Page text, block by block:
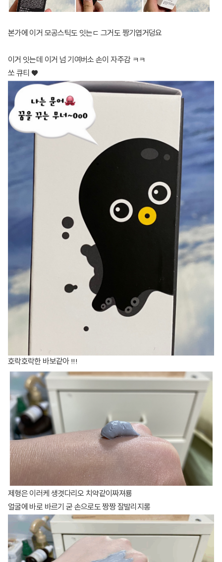
본가에 이거 모공스틱도 잇는ㄷ 그거도 짱기엽거덩요
이거 잇는데 이거 넘 기여버소 손이 자주감 ㅋㅋ
쏘 큐티 ♥
호락호락한 바보같아 !!!
제형은 이러케 생겻다리오 치약같이짜져룡
얼굴에 바로 바르기 굳 손으로도 짱짱 잘발리지롱